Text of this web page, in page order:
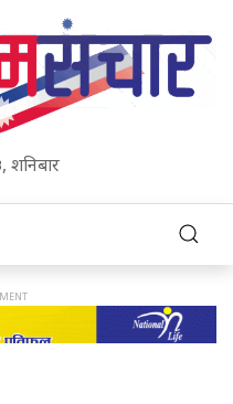
शनिबार